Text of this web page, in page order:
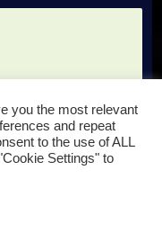
you the most relevant
and repeat
to the use of ALL
Settings" to